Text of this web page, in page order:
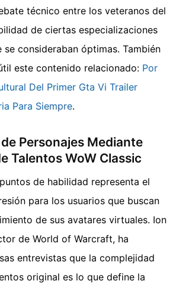
técnico entre los veteranos del
de ciertas especializaciones
se consideraban óptimas. También
este contenido relacionado: Por
Del Primer Gta Vi Trailer
Para Siempre.
Personajes Mediante
Talentos WoW Classic
de habilidad representa el
para los usuarios que buscan
de sus avatares virtuales. Ion
de World of Warcraft, ha
entrevistas que la complejidad
original es lo que define la